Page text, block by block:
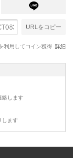
URLをコピー
利用してコイン獲得 詳細
絡します
します